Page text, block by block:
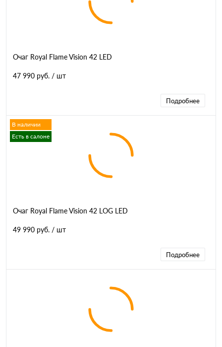
Очаг Royal Flame Vision 42 LED
47 990 руб. / шт
Подробнее
В наличии
Есть в салоне
Очаг Royal Flame Vision 42 LOG LED
49 990 руб. / шт
Подробнее